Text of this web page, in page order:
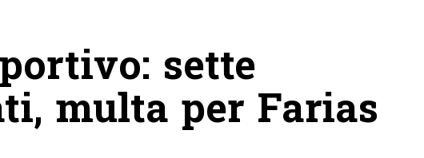
sette
multa per Farias